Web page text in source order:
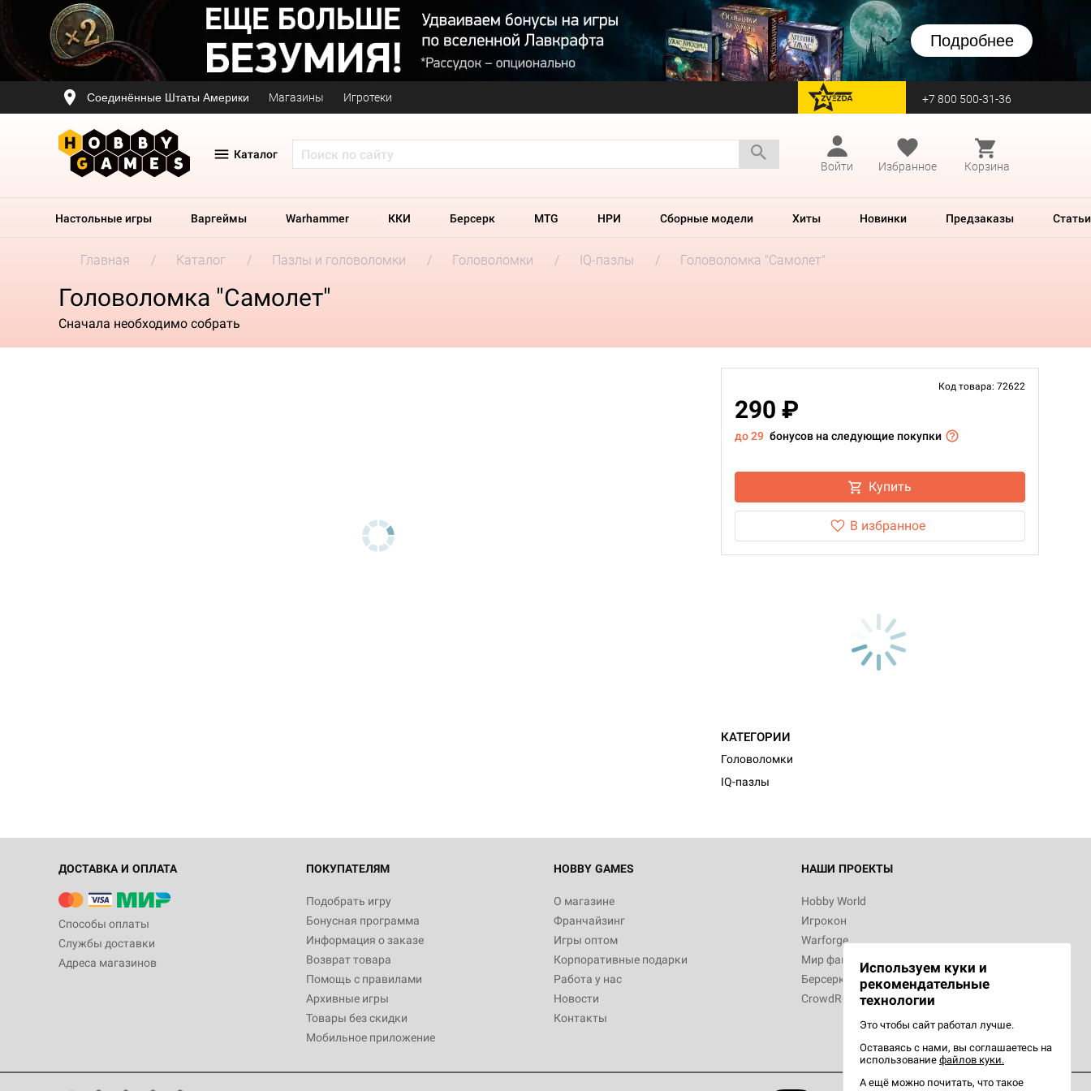
Подробнее
Соединённые Штаты Америки Магазины Игротеки перейти на Zvezda +7 800 500-31-36
Каталог
Войти
Избранное Корзина
Настольные игры Варгеймы Warhammer ККИ Берсерк MTG НРИ Сборные модели Хиты Новинки Предзаказы Статьи
Главная Каталог Пазлы и головоломки Головоломки IQ-пазлы Головоломка "Самолет"
Головоломка "Самолет"
Сначала необходимо собрать
Код товара: 72622
290 ₽
до 29 бонусов на следующие покупки
Купить
В избранное
КАТЕГОРИИ
Головоломки
IQ-пазлы
ДОСТАВКА И ОПЛАТА
Способы оплаты
Службы доставки
Адреса магазинов
ПОКУПАТЕЛЯМ
Подобрать игру
Бонусная программа
Информация о заказе
Возврат товара
Помощь с правилами
Архивные игры
Товары без скидки
Мобильное приложение
HOBBY GAMES
О магазине
Франчайзинг
Игры оптом
Корпоративные подарки
Работа у нас
Новости
Контакты
НАШИ ПРОЕКТЫ
Hobby World
Игрокон
Warforge
Мир фантастики
Берсерк
CrowdRepublic
Используем куки и
рекомендательные
технологии
Это чтобы сайт работал лучше.
Оставаясь с нами, вы соглашаетесь на
использование файлов куки.
А ещё можно почитать, что такое